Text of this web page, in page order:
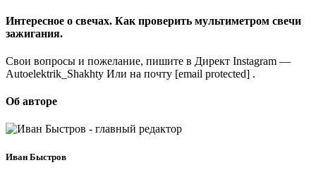
Интересное о свечах. Как проверить мультиметром свечи
зажигания.
Свои вопросы и пожелание, пишите в Директ Instagram —
Autoelektrik_Shakhty Или на почту [email protected] .
Об авторе
Иван Быстров